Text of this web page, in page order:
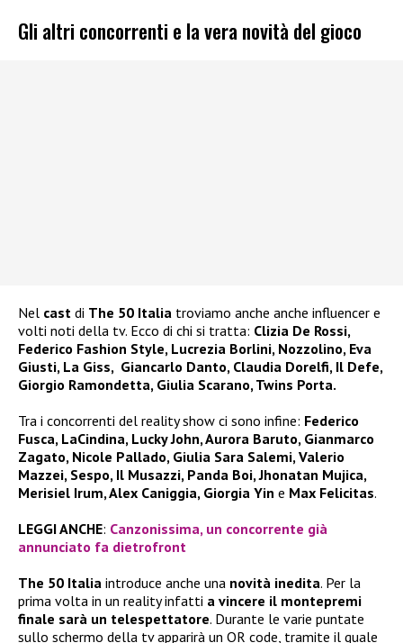
Gli altri concorrenti e la vera novità del gioco
Nel cast di The 50 Italia troviamo anche anche influencer e
volti noti della tv. Ecco di chi si tratta: Clizia De Rossi,
Federico Fashion Style, Lucrezia Borlini, Nozzolino, Eva
Giusti, La Giss, Giancarlo Danto, Claudia Dorelfi, Il Defe,
Giorgio Ramondetta, Giulia Scarano, Twins Porta.
Tra i concorrenti del reality show ci sono infine: Federico
Fusca, LaCindina, Lucky John, Aurora Baruto, Gianmarco
Zagato, Nicole Pallado, Giulia Sara Salemi, Valerio
Mazzei, Sespo, Il Musazzi, Panda Boi, Jhonatan Mujica,
Merisiel Irum, Alex Caniggia, Giorgia Yin e Max Felicitas.
LEGGI ANCHE: Canzonissima, un concorrente già
annunciato fa dietrofront
The 50 Italia introduce anche una novità inedita. Per la
prima volta in un reality infatti a vincere il montepremi
finale sarà un telespettatore. Durante le varie puntate
sullo schermo della tv apparirà un QR code, tramite il quale